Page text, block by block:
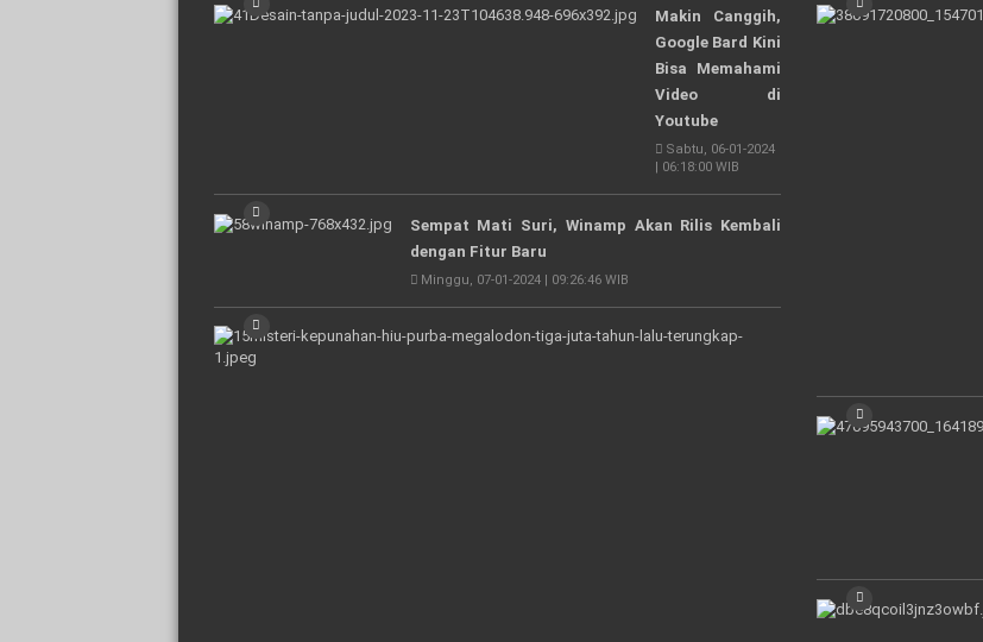
Makin Canggih,
Google Bard Kini
Bisa Memahami
Video di
Youtube
Sabtu, 06-01-2024
| 06:18:00 WIB
Sempat Mati Suri, Winamp Akan Rilis Kembali
dengan Fitur Baru
Minggu, 07-01-2024 | 09:26:46 WIB